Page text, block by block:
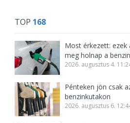
TOP 168
Most érkezett: ezek
meg holnap a
2026. augusztus 4.
Pénteken jön csak
benzinkutakon
2026. augusztus 6.